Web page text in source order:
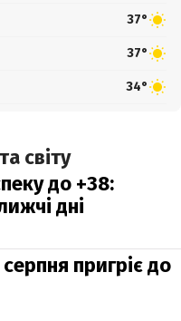
37°
37°
34°
світу
до +38:
дні
пригріє до